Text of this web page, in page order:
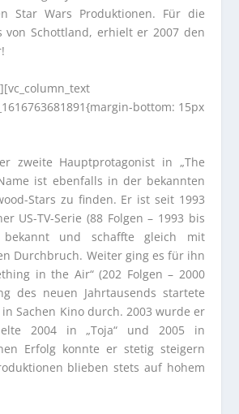
Star Wars Produktionen. Für die
von Schottland, erhielt er 2007 den
bottom: 15px
zweite Hauptprotagonist in „The
ist ebenfalls in der bekannten
Stars zu finden. Er ist seit 1993
US-TV-Serie (88 Folgen – 1993 bis
bekannt und schaffte gleich mit
Durchbruch. Weiter ging es für ihn
in the Air“ (202 Folgen – 2000
des neuen Jahrtausends startete
Sachen Kino durch. 2003 wurde er
2004 in „Toja“ und 2005 in
Erfolg konnte er stetig steigern
blieben stets auf hohem